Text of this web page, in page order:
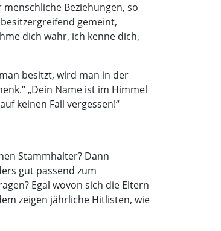
Beziehungen, so
gemeint,
dich wahr, ich kenne dich,
besitzt, wird man in der
„Dein Name ist im Himmel
keinen Fall vergessen!“
Stammhalter? Dann
gut passend zum
Egal wovon sich die Eltern
zeigen jährliche Hitlisten, wie